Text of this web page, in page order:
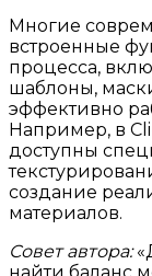
Многие
встроенные
процесса,
шаблоны,
эффективно
Например, в
доступны
создание
материалов.
Совет автора: